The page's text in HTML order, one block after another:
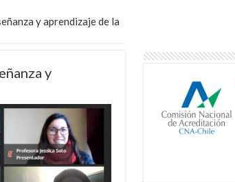
y aprendizaje de la
y